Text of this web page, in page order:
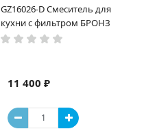
GZ16026-D Смеситель для
кухни с фильтром БРОНЗ
11 400 ₽